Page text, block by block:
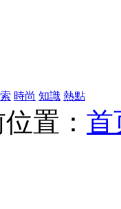
時尚 知識 熱點
置： 首